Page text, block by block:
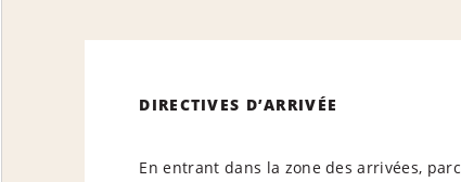
DIRECTIVES D’ARRIVÉE
En entrant dans la zone des arrivées,